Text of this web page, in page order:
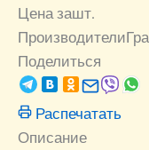
Цена зашт.
Производители
Поделиться
Распечатать
Описание